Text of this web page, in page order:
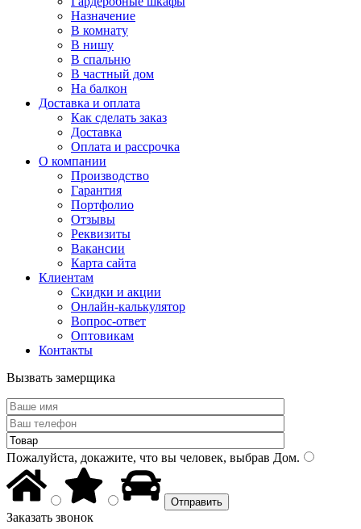
Назначение
В комнату
В нишу
В спальню
В частный дом
На балкон
Доставка и оплата
Как сделать заказ
Доставка
Оплата и рассрочка
О компании
Производство
Гарантия
Портфолио
Отзывы
Реквизиты
Вакансии
Карта сайта
Клиентам
Скидки и акции
Онлайн-калькулятор
Вопрос-ответ
Оптовикам
Контакты
Вызвать замерщика
Пожалуйста, докажите, что вы человек, выбрав Дом.
Заказать звонок